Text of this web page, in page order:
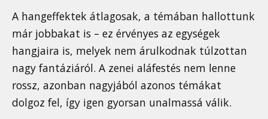
A hangeffektek átlagosak, a témában hallottunk
már jobbakat is – ez érvényes az egységek
hangjaira is, melyek nem árulkodnak túlzottan
nagy fantáziáról. A zenei aláfestés nem lenne
rossz, azonban nagyjából azonos témákat
dolgoz fel, így igen gyorsan unalmassá válik.